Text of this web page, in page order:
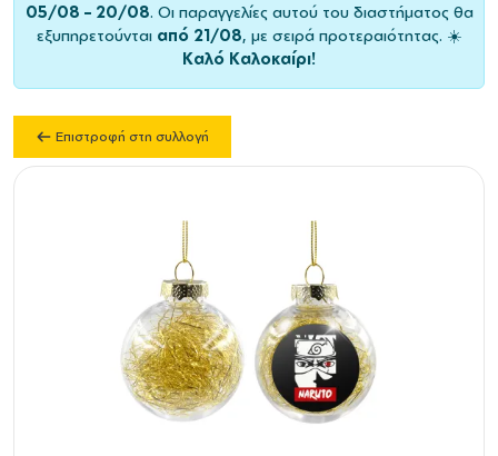
05/08 – 20/08. Οι παραγγελίες αυτού του διαστήματος θα
εξυπηρετούνται από 21/08, με σειρά προτεραιότητας. ☀️
Καλό Καλοκαίρι!
Επιστροφή στη συλλογή